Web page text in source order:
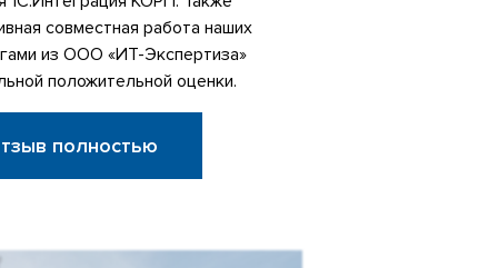
совместная работа наших
из ООО «ИТ-Экспертиза»
положительной оценки.
полностью